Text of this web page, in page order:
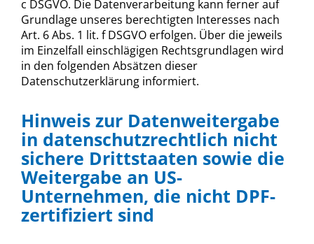
c DSGVO. Die Datenverarbeitung kann ferner auf
Grundlage unseres berechtigten Interesses nach
Art. 6 Abs. 1 lit. f DSGVO erfolgen. Über die jeweils
im Einzelfall einschlägigen Rechtsgrundlagen wird
in den folgenden Absätzen dieser
Datenschutzerklärung informiert.
Hinweis zur Datenweitergabe
in datenschutzrechtlich nicht
sichere Drittstaaten sowie die
Weitergabe an US-
Unternehmen, die nicht DPF-
zertifiziert sind